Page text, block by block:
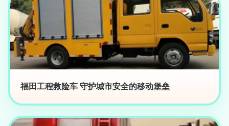
福田工程救险车 守护城市安全的移动堡垒